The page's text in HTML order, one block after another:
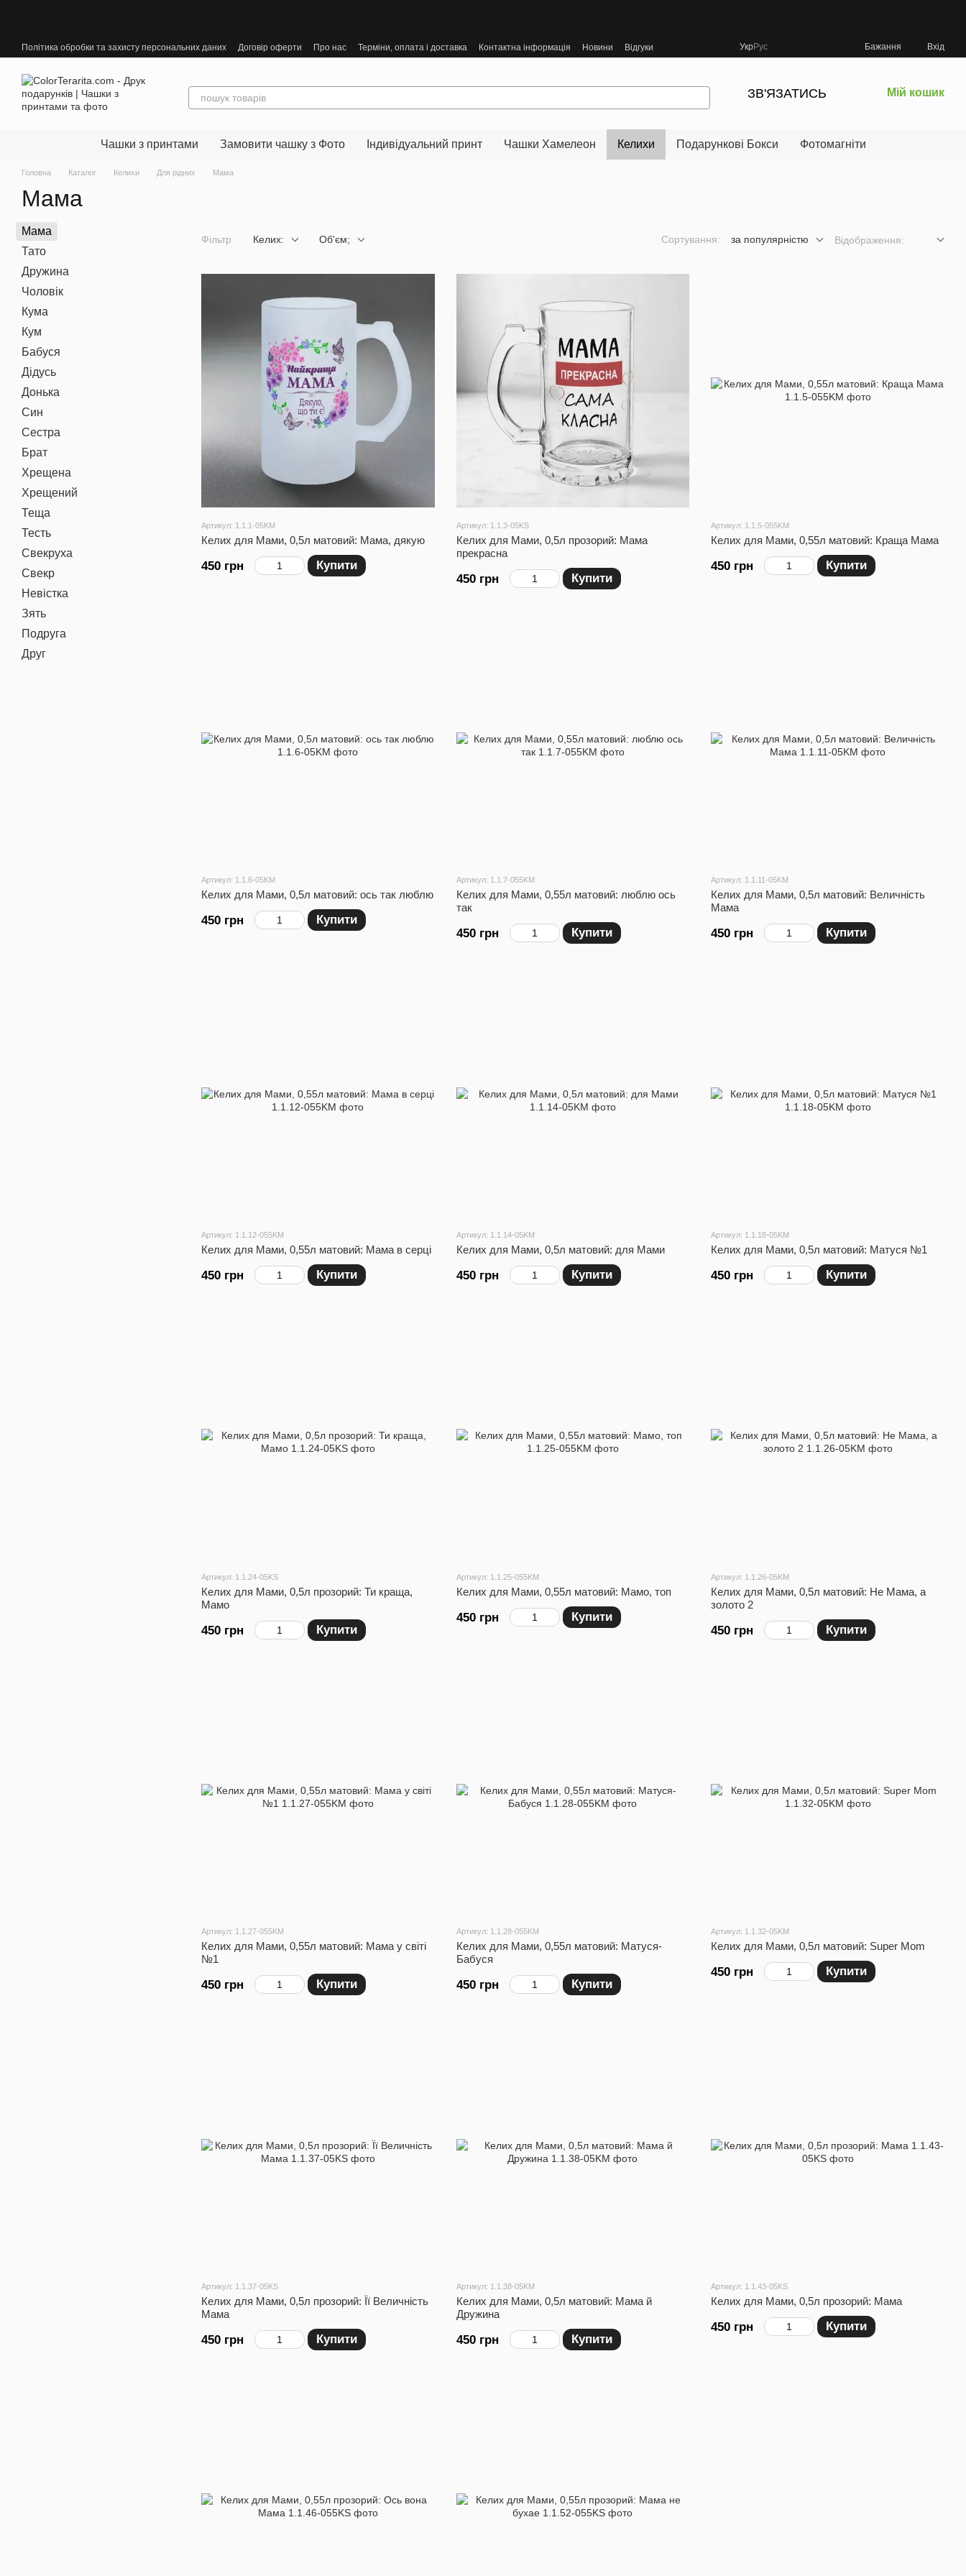
Політика обробки та захисту персональних даних Договір оферти Про нас Терміни, оплата і доставка Контактна інформація Новини Відгуки УкрРус Бажання Вхід
ЗВ'ЯЗАТИСЬ Мій кошик
Чашки з принтами Замовити чашку з Фото Індивідуальний принт Чашки Хамелеон Келихи Подарункові Бокси Фотомагніти
Головна Каталог Келихи Для рідних Мама
Мама
Фільтр Келих: Об'єм; Сортування: за популярністю Відображення:
Артикул: 1.1.1-05KM
Келих для Мами, 0,5л матовий: Мама, дякую
450 грн Купити
Артикул: 1.1.3-05KS
Келих для Мами, 0,5л прозорий: Мама
прекрасна
450 грн Купити
Артикул: 1.1.5-055KM
Келих для Мами, 0,55л матовий: Краща Мама
450 грн Купити
Артикул: 1.1.6-05KM
Келих для Мами, 0,5л матовий: ось так люблю
450 грн Купити
Артикул: 1.1.7-055KM
Келих для Мами, 0,55л матовий: люблю ось
так
450 грн Купити
Артикул: 1.1.11-05KM
Келих для Мами, 0,5л матовий: Величність
Мама
450 грн Купити
Артикул: 1.1.12-055KM
Келих для Мами, 0,55л матовий: Мама в серці
450 грн Купити
Артикул: 1.1.14-05KM
Келих для Мами, 0,5л матовий: для Мами
450 грн Купити
Артикул: 1.1.18-05KM
Келих для Мами, 0,5л матовий: Матуся №1
450 грн Купити
Артикул: 1.1.24-05KS
Келих для Мами, 0,5л прозорий: Ти краща,
Мамо
450 грн Купити
Артикул: 1.1.25-055KM
Келих для Мами, 0,55л матовий: Мамо, топ
450 грн Купити
Артикул: 1.1.26-05KM
Келих для Мами, 0,5л матовий: Не Мама, а
золото 2
450 грн Купити
Артикул: 1.1.27-055KM
Келих для Мами, 0,55л матовий: Мама у світі
№1
450 грн Купити
Артикул: 1.1.28-055KM
Келих для Мами, 0,55л матовий: Матуся-
Бабуся
450 грн Купити
Артикул: 1.1.32-05KM
Келих для Мами, 0,5л матовий: Super Mom
450 грн Купити
Артикул: 1.1.37-05KS
Келих для Мами, 0,5л прозорий: Її Величність
Мама
450 грн Купити
Артикул: 1.1.38-05KM
Келих для Мами, 0,5л матовий: Мама й
Дружина
450 грн Купити
Артикул: 1.1.43-05KS
Келих для Мами, 0,5л прозорий: Мама
450 грн Купити
Мама
Тато
Дружина
Чоловік
Кума
Кум
Бабуся
Дідусь
Донька
Син
Сестра
Брат
Хрещена
Хрещений
Теща
Тесть
Свекруха
Свекр
Невістка
Зять
Подруга
Друг